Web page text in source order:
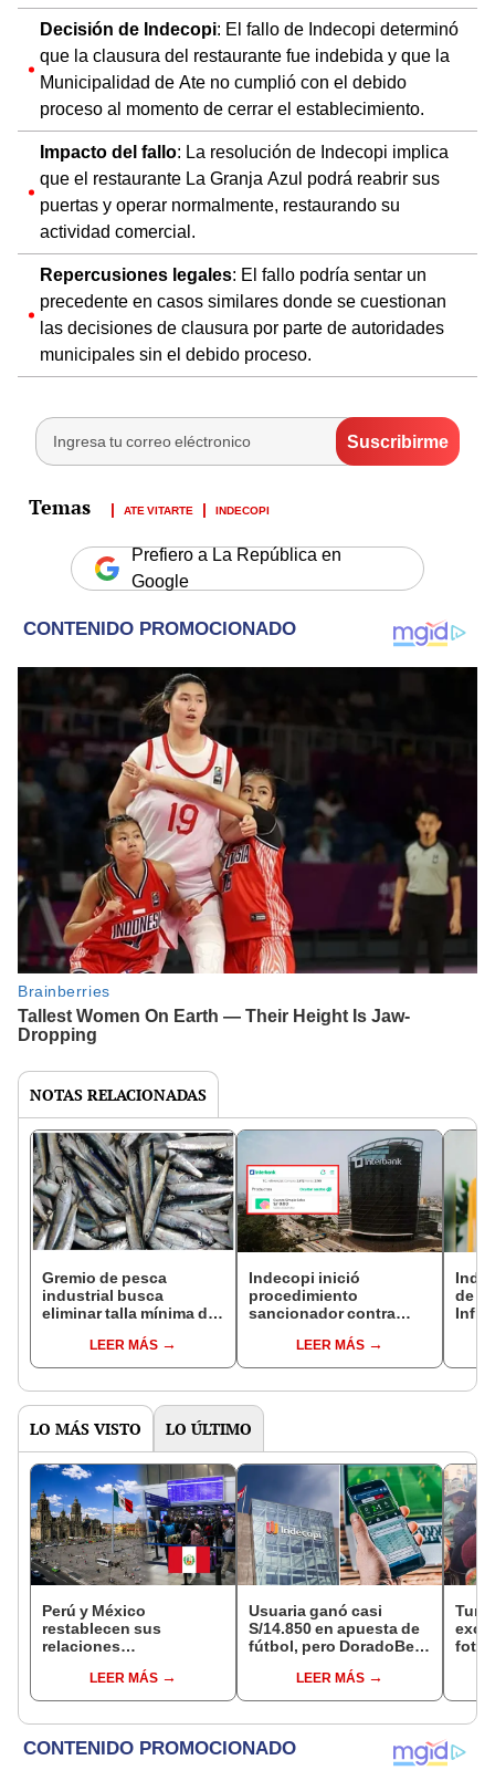
Decisión de Indecopi: El fallo de Indecopi determinó
que la clausura del restaurante fue indebida y que la
Municipalidad de Ate no cumplió con el debido
proceso al momento de cerrar el establecimiento.
Impacto del fallo: La resolución de Indecopi implica
que el restaurante La Granja Azul podrá reabrir sus
puertas y operar normalmente, restaurando su
actividad comercial.
Repercusiones legales: El fallo podría sentar un
precedente en casos similares donde se cuestionan
las decisiones de clausura por parte de autoridades
municipales sin el debido proceso.
ATE VITARTE INDECOPI
Prefiero a La República en
Google
NOTAS RELACIONADAS
Gremio de pesca
industrial busca
eliminar talla mínima de
LEER MÁS
Indecopi inició
procedimiento
sancionador contra
saldos en cuentas de
sus clientes
LEER MÁS
de
LO MÁS VISTO LO ÚLTIMO
Perú y México
restablecen sus
relaciones
anulan los visados?
LEER MÁS
Usuaria ganó casi
S/14.850 en apuesta de
fútbol, pero DoradoBet
Indecopi multó a la
empresa con más de S/
LEER MÁS